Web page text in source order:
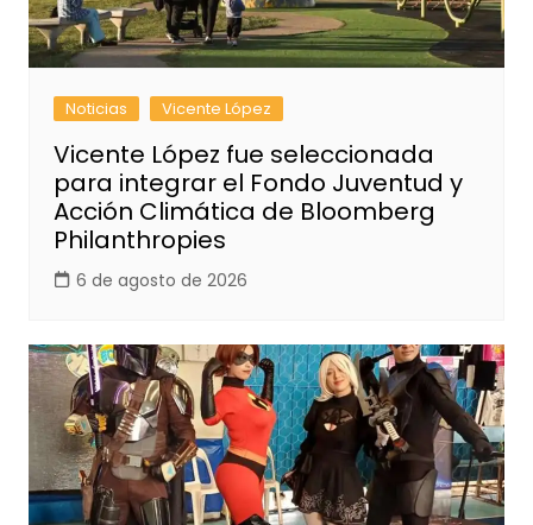
Noticias Vicente López
Vicente López fue seleccionada
para integrar el Fondo Juventud y
Acción Climática de Bloomberg
Philanthropies
6 de agosto de 2026